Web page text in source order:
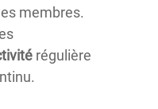
membres.
régulière